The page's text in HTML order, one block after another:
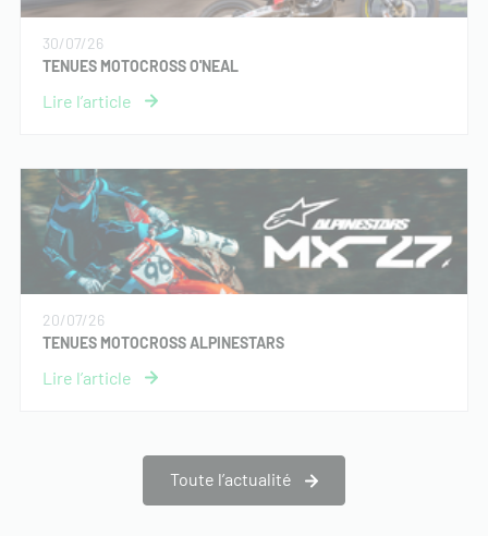
30/07/26
TENUES MOTOCROSS O'NEAL
20/07/26
TENUES MOTOCROSS ALPINESTARS
Toute l’actualité